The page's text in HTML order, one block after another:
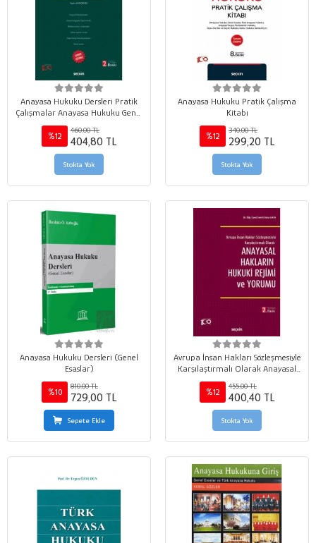
Anayasa Hukuku Dersleri Pratik
Çalışmalar Anayasa Hukuku Genel
Kısım & Türk Anayasa Hukuku
%12
460,00 TL
404,80 TL
Stokta Yok
Anayasa Hukuku Pratik Çalışma
Kitabı
%12
340,00 TL
299,20 TL
Stokta Yok
Anayasa Hukuku Dersleri (Genel
Esaslar)
%10
810,00 TL
729,00 TL
Sepete Ekle
Avrupa İnsan Hakları Sözleşmesiyle
Karşılaştırmalı Olarak Anayasal
Hakların Hukuki Rejimi ve Yorumu
%12
455,00 TL
400,40 TL
Stokta Yok